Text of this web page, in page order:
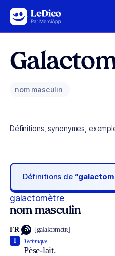
Aller au contenu
nom masculin
Définitions, synonymes,
Définitions de
galactomètre
nom masculin
FR [galaktɔmɛtʀ]
Technique.
Pèse-lait.
1